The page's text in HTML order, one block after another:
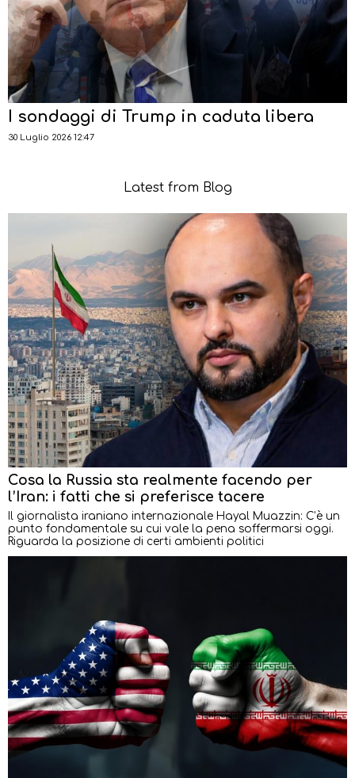
I sondaggi di Trump in caduta libera
30 Luglio 2026 12:47
Latest from Blog
Cosa la Russia sta realmente facendo per
l’Iran: i fatti che si preferisce tacere
Il giornalista iraniano internazionale Hayal Muazzin: C’è un
punto fondamentale su cui vale la pena soffermarsi oggi.
Riguarda la posizione di certi ambienti politici